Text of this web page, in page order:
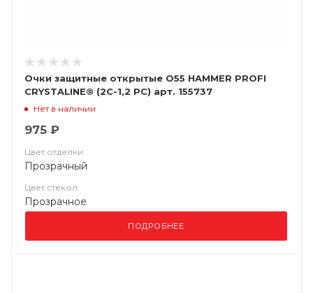
Очки защитные открытые О55 HAMMER PROFI
CRYSTALINE® (2С-1,2 PC) арт. 155737
Нет в наличии
975 ₽
Цвет отделки
Прозрачный
Цвет стекол
Прозрачное
ПОДРОБНЕЕ